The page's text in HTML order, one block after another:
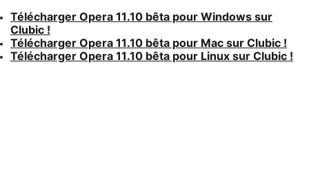
Télécharger Opera 11.10 bêta pour Windows sur
Clubic !
Télécharger Opera 11.10 bêta pour Mac sur Clubic !
Télécharger Opera 11.10 bêta pour Linux sur Clubic !